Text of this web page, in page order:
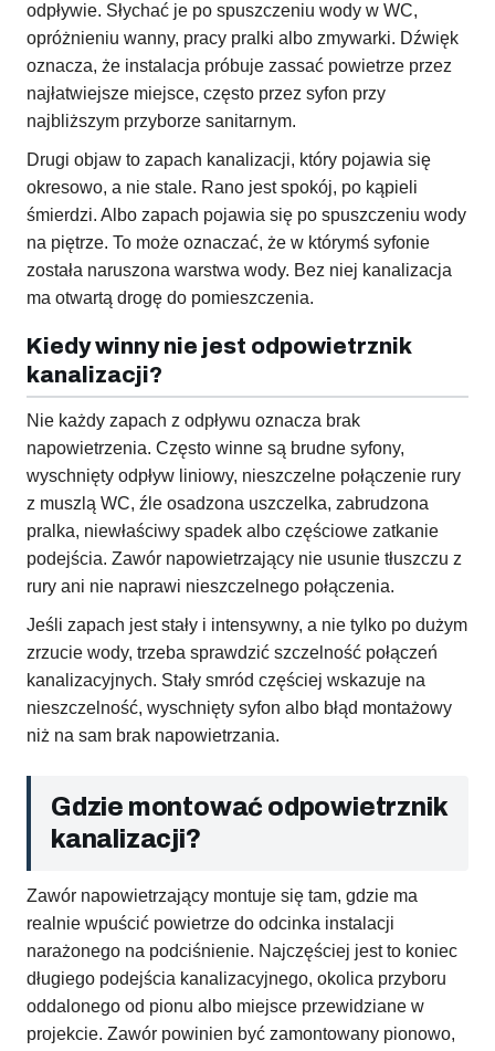
odpływie. Słychać je po spuszczeniu wody w WC,
opróżnieniu wanny, pracy pralki albo zmywarki. Dźwięk
oznacza, że instalacja próbuje zassać powietrze przez
najłatwiejsze miejsce, często przez syfon przy
najbliższym przyborze sanitarnym.
Drugi objaw to zapach kanalizacji, który pojawia się
okresowo, a nie stale. Rano jest spokój, po kąpieli
śmierdzi. Albo zapach pojawia się po spuszczeniu wody
na piętrze. To może oznaczać, że w którymś syfonie
została naruszona warstwa wody. Bez niej kanalizacja
ma otwartą drogę do pomieszczenia.
Kiedy winny nie jest odpowietrznik
kanalizacji?
Nie każdy zapach z odpływu oznacza brak
napowietrzenia. Często winne są brudne syfony,
wyschnięty odpływ liniowy, nieszczelne połączenie rury
z muszlą WC, źle osadzona uszczelka, zabrudzona
pralka, niewłaściwy spadek albo częściowe zatkanie
podejścia. Zawór napowietrzający nie usunie tłuszczu z
rury ani nie naprawi nieszczelnego połączenia.
Jeśli zapach jest stały i intensywny, a nie tylko po dużym
zrzucie wody, trzeba sprawdzić szczelność połączeń
kanalizacyjnych. Stały smród częściej wskazuje na
nieszczelność, wyschnięty syfon albo błąd montażowy
niż na sam brak napowietrzania.
Gdzie montować odpowietrznik
kanalizacji?
Zawór napowietrzający montuje się tam, gdzie ma
realnie wpuścić powietrze do odcinka instalacji
narażonego na podciśnienie. Najczęściej jest to koniec
długiego podejścia kanalizacyjnego, okolica przyboru
oddalonego od pionu albo miejsce przewidziane w
projekcie. Zawór powinien być zamontowany pionowo,